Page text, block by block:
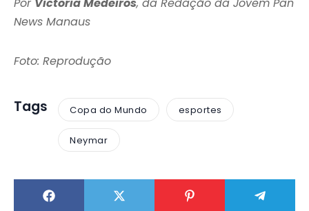
Por Victoria Medeiros, da Redação da Jovem Pan
News Manaus
Foto: Reprodução
Tags Copa do Mundo esportes
Neymar